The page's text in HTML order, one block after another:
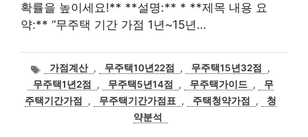
확률을 높이세요!** **설명:** * **제목 내용 요
약:** “무주택 기간 가점 1년~15년…
태
그
가점계산 , 무주택10년22점 , 무주택15년32점
,
무주택1년2점
, 무주택5년14점 , 무주택가이드 ,
무
주택기간가점
, 무주택기간가점표 , 주택청약가점 ,
청
약분석